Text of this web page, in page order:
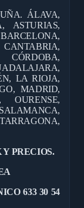
ÁLAVA,
ASTURIAS,
LA RIOJA,
MADRID,
OURENSE,
PRECIOS.
633 30 54